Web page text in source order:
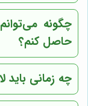
چگونه
حاصل کنم؟
چه زمانی